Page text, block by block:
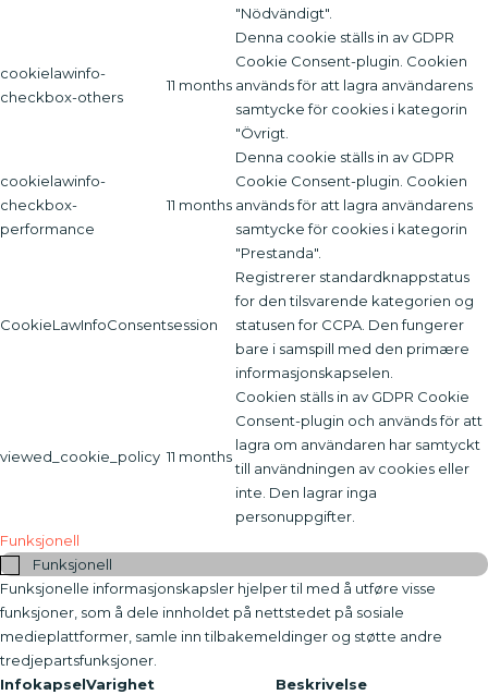
"Nödvändigt".
cookielawinfo-
checkbox-others
11 months
Denna cookie ställs in av GDPR
Cookie Consent-plugin. Cookien
används för att lagra användarens
samtycke för cookies i kategorin
"Övrigt.
cookielawinfo-
checkbox-
performance
11 months
Denna cookie ställs in av GDPR
Cookie Consent-plugin. Cookien
används för att lagra användarens
samtycke för cookies i kategorin
"Prestanda".
CookieLawInfoConsentsession
Registrerer standardknappstatus
for den tilsvarende kategorien og
statusen for CCPA. Den fungerer
bare i samspill med den primære
informasjonskapselen.
viewed_cookie_policy 11 months
Cookien ställs in av GDPR Cookie
Consent-plugin och används för att
lagra om användaren har samtyckt
till användningen av cookies eller
inte. Den lagrar inga
personuppgifter.
Funksjonell
Funksjonell
Funksjonelle informasjonskapsler hjelper til med å utføre visse
funksjoner, som å dele innholdet på nettstedet på sosiale
medieplattformer, samle inn tilbakemeldinger og støtte andre
tredjepartsfunksjoner.
InfokapselVarighet Beskrivelse